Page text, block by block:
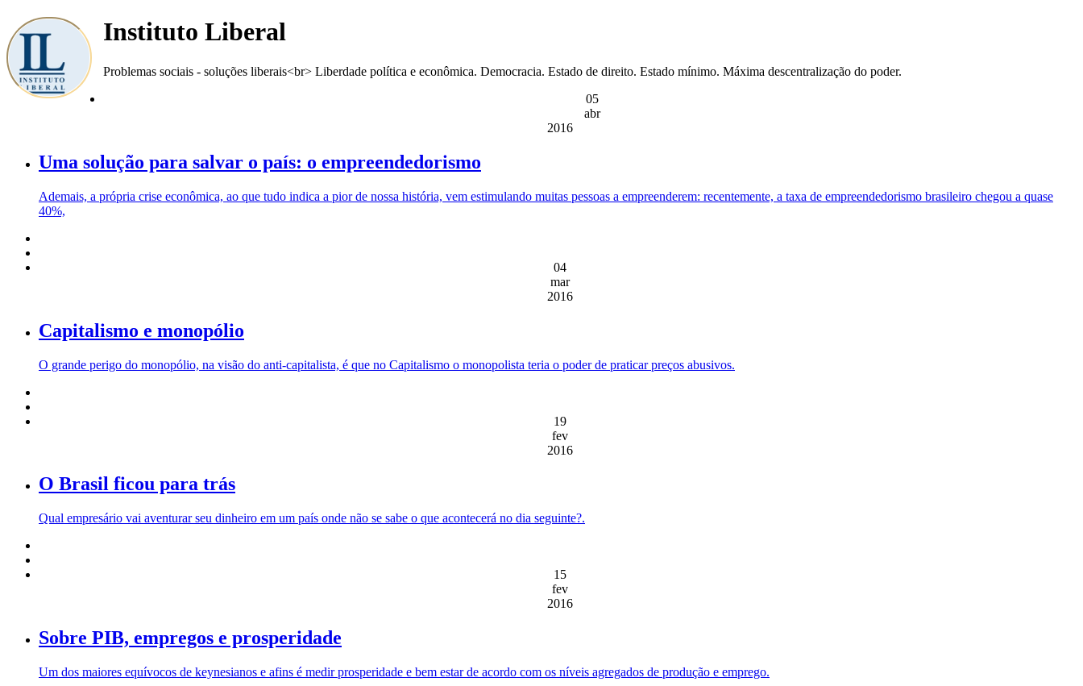
Instituto Liberal
Problemas sociais - soluções liberais<br> Liberdade política e econômica. Democracia. Estado de direito. Estado mínimo. Máxima descentralização do poder.
05
abr
2016
Uma solução para salvar o país: o empreendedorismo
Ademais, a própria crise econômica, ao que tudo indica a pior de nossa história, vem estimulando muitas pessoas a empreenderem: recentemente, a taxa de empreendedorismo brasileiro chegou a quase
40%,
04
mar
2016
Capitalismo e monopólio
O grande perigo do monopólio, na visão do anti-capitalista, é que no Capitalismo o monopolista teria o poder de praticar preços abusivos.
19
fev
2016
O Brasil ficou para trás
Qual empresário vai aventurar seu dinheiro em um país onde não se sabe o que acontecerá no dia seguinte?.
15
fev
2016
Sobre PIB, empregos e prosperidade
Um dos maiores equívocos de keynesianos e afins é medir prosperidade e bem estar de acordo com os níveis agregados de produção e emprego.